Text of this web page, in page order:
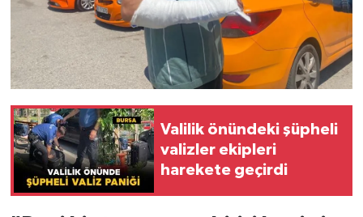
Valilik önündeki şüpheli
valizler ekipleri
harekete geçirdi